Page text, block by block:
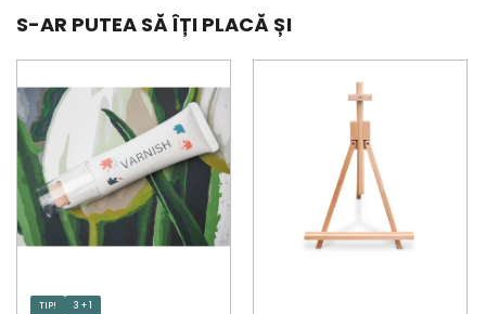
S-AR PUTEA SĂ ÎȚI PLACĂ ȘI
TIP! 3 + 1